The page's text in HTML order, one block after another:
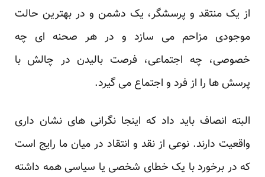
از یک منتقد و پرسشگر، یک دشمن و در بهترین حالت
موجودی مزاحم می سازد و در هر صحنه ای چه
خصوصی، چه اجتماعی، فرصت بالیدن در چالش با
پرسش ها را از فرد و اجتماع می گیرد.
البته انصاف باید داد که اینجا نگرانی های نشان داری
واقعیت دارند. نوعی از نقد و انتقاد در میان ما رایج است
که در برخورد با یک خطای شخصی یا سیاسی همه داشته